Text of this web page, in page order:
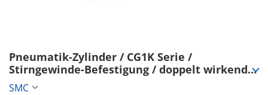
Pneumatik-Zylinder / CG1K Serie /
Stirngewinde-Befestigung / doppelt wirkend
(CDG1KBN25-320Z)
SMC